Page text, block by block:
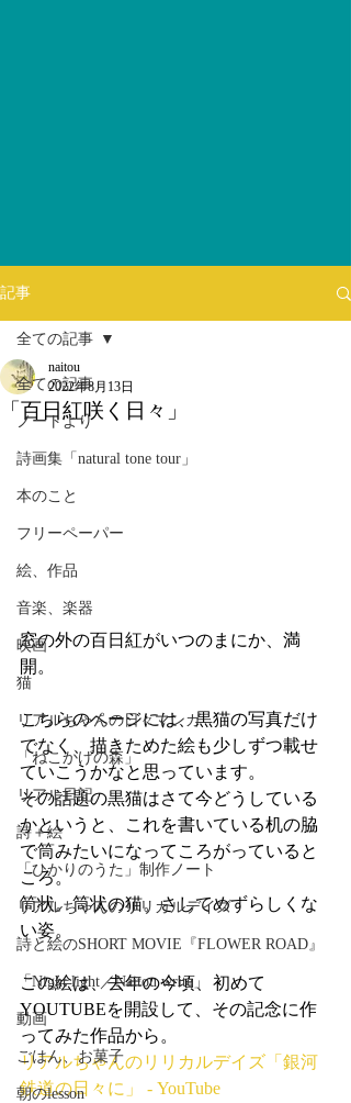
記事
全ての記事
ノートより
詩画集「natural tone tour」
本のこと
フリーペーパー
絵、作品
音楽、楽器
映画
猫
リアルちゃんの日々マンガ
「ねこかげの森」
リアル日記
詩＋絵
「ひかりのうた」制作ノート
リアルちゃんのリリカルデイズ
詩と絵のSHORT MOVIE『FLOWER ROAD』
「Night light／Naitou write」
動画
ごはん、お菓子
朝のlesson
全ての記事
「百日紅咲く日々」
naitou
2022年8月13日
窓の外の百日紅がいつのまにか、満
開。
こちらのページには、黒猫の写真だけ
でなく、描きためた絵も少しずつ載せ
ていこうかなと思っています。
その話題の黒猫はさて今どうしている
かというと、これを書いている机の脇
で筒みたいになってころがっていると
ころ。
筒状。筒状の猫。さしてめずらしくな
い姿。
この絵は、去年の今頃、初めて
YOUTUBEを開設して、その記念に作
ってみた作品から。
リアルちゃんのリリカルデイズ「銀河
鉄道の日々に」 - YouTube